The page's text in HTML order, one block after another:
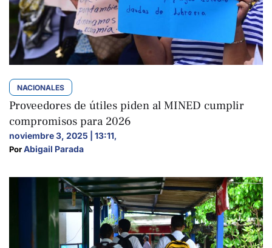
NACIONALES
Proveedores de útiles piden al MINED cumplir
compromisos para 2026
noviembre 3, 2025 | 13:11,
Por Abigail Parada